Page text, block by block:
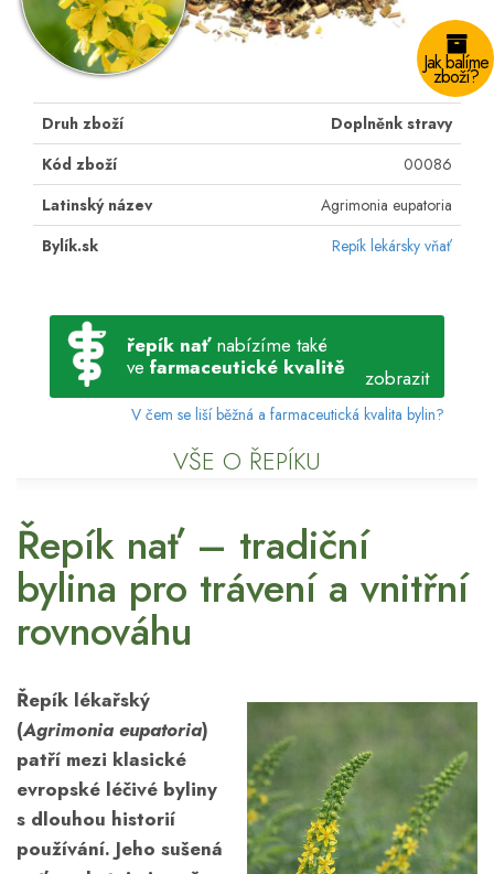
Jak balíme
zboží?
Druh zboží
Doplněnk stravy
Kód zboží
00086
Latinský název
Agrimonia eupatoria
Bylík.sk
Repík lekársky vňať
řepík naťnabízíme také
ve farmaceutické kvalitě zobrazit
V čem se liší běžná a farmaceutická kvalita bylin?
VŠE O ŘEPÍKU
Řepík nať – tradiční
bylina pro trávení a vnitřní
rovnováhu
Řepík lékařský
(Agrimonia eupatoria)
patří mezi klasické
evropské léčivé byliny
s dlouhou historií
používání. Jeho sušená